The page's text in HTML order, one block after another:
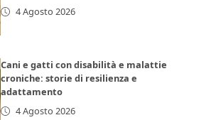
4 Agosto 2026
Cani e gatti con disabilità e malattie
croniche: storie di resilienza e
adattamento
4 Agosto 2026